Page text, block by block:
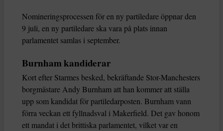
Nomineringsprocessen för en ny partiledare öppnar den
9 juli, en ny partiledare ska vara på plats innan
parlamentet samlas i september.
Burnham kandiderar
Kort efter Starmes besked, bekräftande Stor-Manchesters
borgmästare Andy Burnham att han kommer att ställa
upp som kandidat för partiledarposten. Burnham vann
förra veckan ett fyllnadsval i Makerfield. Det gav honom
ett mandat i det brittiska parlamentet, vilket var en